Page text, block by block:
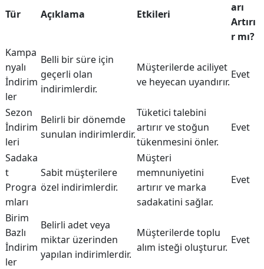
Tür Açıklama Etkileri
arı
Artırı
r mı?
Kampa
nyalı
İndirim
ler
Belli bir süre için
geçerli olan
indirimlerdir.
Müşterilerde aciliyet
ve heyecan uyandırır.
Evet
Sezon
İndirim
leri
Belirli bir dönemde
sunulan indirimlerdir.
Tüketici talebini
artırır ve stoğun
tükenmesini önler.
Evet
Sadaka
t
Progra
mları
Sabit müşterilere
özel indirimlerdir.
Müşteri
memnuniyetini
artırır ve marka
sadakatini sağlar.
Evet
Birim
Bazlı
İndirim
ler
Belirli adet veya
miktar üzerinden
yapılan indirimlerdir.
Müşterilerde toplu
alım isteği oluşturur.
Evet